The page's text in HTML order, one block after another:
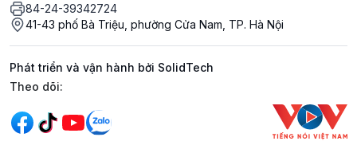
84-24-39342724
41-43 phố Bà Triệu, phường Cửa Nam, TP. Hà Nội
Phát triển và vận hành bởi SolidTech
Mạng xã hội
Theo dõi: